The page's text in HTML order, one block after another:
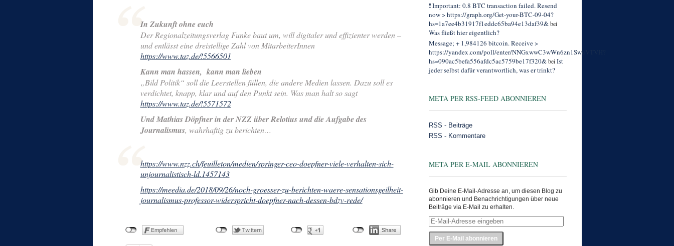
In Zukunft ohne euch
Der Regionalzeitungsverlag Funke baut um, will digitaler und effizienter werden –
und entlässt eine dreistellige Zahl von MitarbeiterInnen
https://www.taz.de/!5566501
Kann man hassen, kann man lieben
„Bild Politik“ soll die Leerstellen füllen, die andere Medien lassen. Dazu soll es
verdichtet, knapp, klar und auf den Punkt sein. Was man halt so sagt
https://www.taz.de/!5571572
Und Mathias Döpfner in der NZZ über Relotius und die Aufgabe des
Journalismus, wahrhaftig zu berichten…
https://www.nzz.ch/feuilleton/medien/springer-ceo-doepfner-viele-verhalten-sich-
unjournalistisch-ld.1457143
https://meedia.de/2018/09/26/noch-groesser-zu-berichten-waere-sensationsgeilheit-
journalismus-professor-widerspricht-doepfner-nach-dessen-bdzv-rede/
❗ Important: 0.8 BTC transaction failed. Resend
now > https://graph.org/Get-your-BTC-09-04?
hs=1a7ee4b31917f1eddc65ba94e13daf39&bei
Was fließt hier eigentlich?
Message; + 1,984126 bitcoin. Receive >
https://yandex.com/poll/enter/NNGxwwC3wWn6zn1SwuVTVH?
hs=090ac5befa556afdc5ac5759be17f320&beiIst
jeder selbst dafür verantwortlich, was er trinkt?
META PER RSS-FEED ABONNIEREN
RSS - Beiträge
RSS - Kommentare
META PER E-MAIL ABONNIEREN
Gib Deine E-Mail-Adresse an, um diesen Blog zu
abonnieren und Benachrichtigungen über neue
Beiträge via E-Mail zu erhalten.
E-
Mail-
Adresse
eingeben